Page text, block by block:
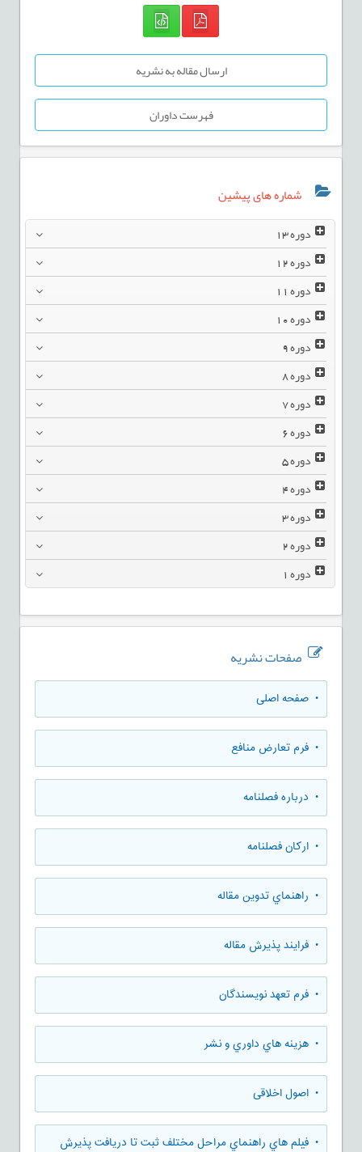
ارسال مقاله به نشریه
فهرست داوران
شماره های پیشین
دوره13
دوره12
دوره11
دوره10
دوره9
دوره8
دوره7
دوره6
دوره5
دوره4
دوره3
دوره2
دوره1
صفحات نشریه
• صفحه اصلی
• فرم تعارض منافع
• درباره فصلنامه
• ارکان فصلنامه
• راهنماي تدوين مقاله
• فرایند پذیرش مقاله
• فرم تعهد نويسندگان
• هزينه هاي داوري و نشر
• اصول اخلاقی
• فيلم هاي راهنماي مراحل مختلف ثبت تا دريافت پذيرش